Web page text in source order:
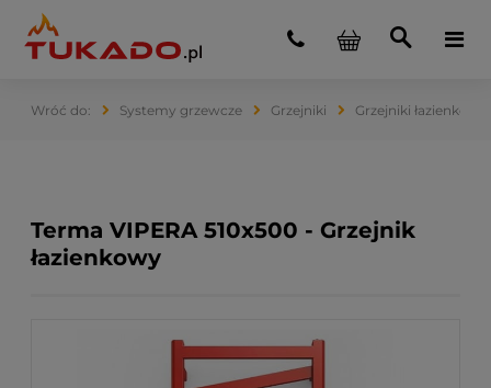
Systemy grzewcze Grzejniki Grzejniki łazienkowe
Terma VIPERA 510x500 - Grzejnik
łazienkowy